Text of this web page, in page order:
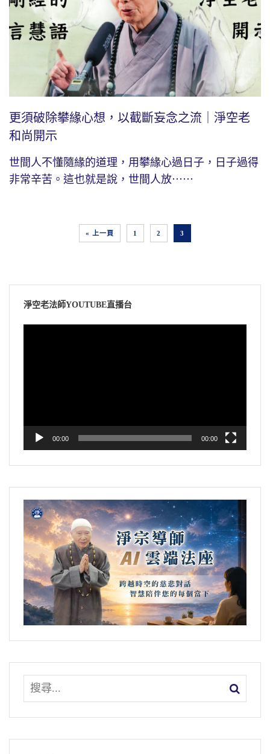
更須破除攀緣心想，以截斷妄念之流｜淨空老
和尚開示
世間人不懂隨緣的道理，用攀緣心過日子，日子過得
非常辛苦。這也就是說，世間人放⋯⋯
« 上一頁 1 2 3
淨空老法師YOUTUBE直播台
00:00 00:00